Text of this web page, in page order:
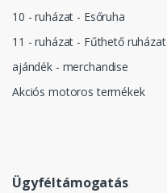
10 - ruházat - Esőruha
11 - ruházat - Fűthető ruházat
ajándék - merchandise
Akciós motoros termékek
Ügyféltámogatás